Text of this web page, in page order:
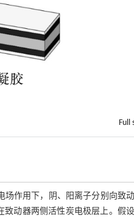
Full
场作用下，阴、阳离子分别向致
致动器两侧活性炭电极层上。假